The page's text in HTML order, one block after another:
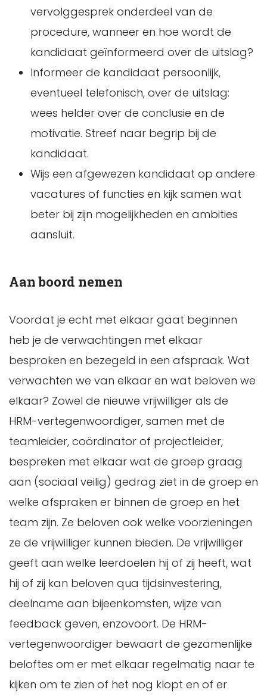
vervolggesprek onderdeel van de
procedure, wanneer en hoe wordt de
kandidaat geïnformeerd over de uitslag?
Informeer de kandidaat persoonlijk,
eventueel telefonisch, over de uitslag:
wees helder over de conclusie en de
motivatie. Streef naar begrip bij de
kandidaat.
Wijs een afgewezen kandidaat op andere
vacatures of functies en kijk samen wat
beter bij zijn mogelijkheden en ambities
aansluit.
Aan boord nemen
Voordat je echt met elkaar gaat beginnen
heb je de verwachtingen met elkaar
besproken en bezegeld in een afspraak. Wat
verwachten we van elkaar en wat beloven we
elkaar? Zowel de nieuwe vrijwilliger als de
HRM-vertegenwoordiger, samen met de
teamleider, coördinator of projectleider,
bespreken met elkaar wat de groep graag
aan (sociaal veilig) gedrag ziet in de groep en
welke afspraken er binnen de groep en het
team zijn. Ze beloven ook welke voorzieningen
ze de vrijwilliger kunnen bieden. De vrijwilliger
geeft aan welke leerdoelen hij of zij heeft, wat
hij of zij kan beloven qua tijdsinvestering,
deelname aan bijeenkomsten, wijze van
feedback geven, enzovoort. De HRM-
vertegenwoordiger bewaart de gezamenlijke
beloftes om er met elkaar regelmatig naar te
kijken om te zien of het nog klopt en of er